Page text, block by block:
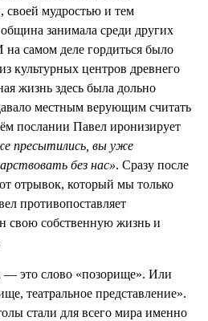
своей мудростью и тем
занимала среди других
самом деле гордиться было
культурных центров древнего
жизнь здесь была дольно
местным верующим считать
послании Павел иронизирует
пресытились, вы уже
без нас». Сразу после
отрывок, который мы только
противопоставляет
свою собственную жизнь и
— это слово «позорище». Или
театральное представление».
стали для всего мира именно